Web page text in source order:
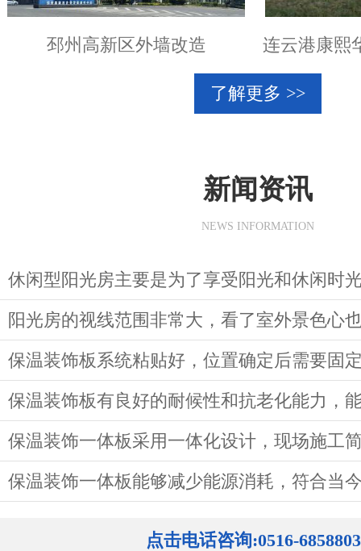
邳州高新区外墙改造
了解更多 >>
新闻资讯
NEWS INFORMATION
休闲型阳光房主要是为了享受阳光和休闲时
阳光房的视线范围非常大，看了室外景色心
保温装饰板系统粘贴好，位置确定后需要固
保温装饰板有良好的耐候性和抗老化能力，
保温装饰一体板采用一体化设计，现场施工
保温装饰一体板能够减少能源消耗，符合当
点击电话咨询:0516-